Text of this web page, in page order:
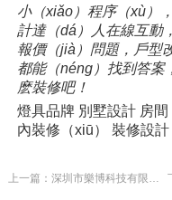
小（xiǎo）程序（xù）
計達（dá）人在線互動
報價（jià）問題，戶型
都能（néng）找到答案
麽裝修吧！
燈具品牌 別墅設計 房
內裝修（xiū） 裝修設計
上一篇：深圳市樂博科技有限公司